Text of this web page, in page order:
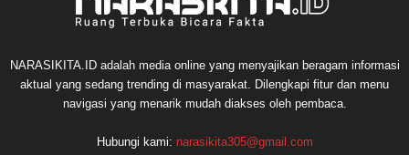
NARASIKITA.ID adalah media online yang menyajikan beragam informasi
aktual yang sedang trending di masyarakat. Dilengkapi fitur dan menu
navigasi yang menarik mudah diakses oleh pembaca.
Hubungi kami: narasikita305@gmail.com